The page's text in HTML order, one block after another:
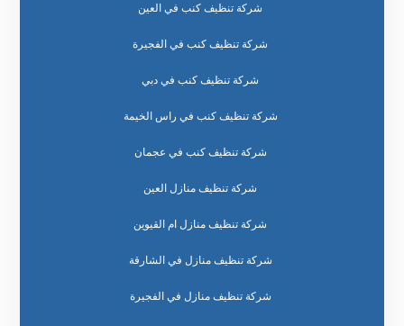
شركة تنظيف كنب في العين
شركة تنظيف كنب في الفجيرة
شركة تنظيف كنب في دبي
شركة تنظيف كنب في راس الخيمة
شركة تنظيف كنب في عجمان
شركة تنظيف منازل العين
شركة تنظيف منازل ام القيوين
شركة تنظيف منازل في الشارقة
شركة تنظيف منازل في الفجيرة